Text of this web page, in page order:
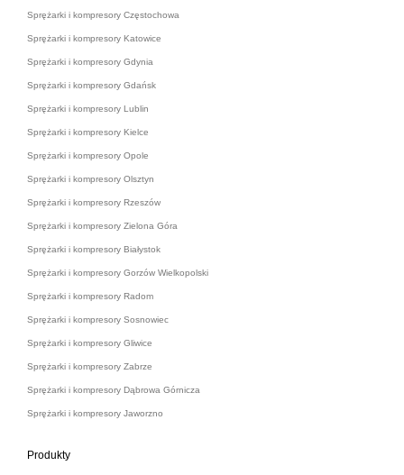
Sprężarki i kompresory Częstochowa
Sprężarki i kompresory Katowice
Sprężarki i kompresory Gdynia
Sprężarki i kompresory Gdańsk
Sprężarki i kompresory Lublin
Sprężarki i kompresory Kielce
Sprężarki i kompresory Opole
Sprężarki i kompresory Olsztyn
Sprężarki i kompresory Rzeszów
Sprężarki i kompresory Zielona Góra
Sprężarki i kompresory Białystok
Sprężarki i kompresory Gorzów Wielkopolski
Sprężarki i kompresory Radom
Sprężarki i kompresory Sosnowiec
Sprężarki i kompresory Gliwice
Sprężarki i kompresory Zabrze
Sprężarki i kompresory Dąbrowa Górnicza
Sprężarki i kompresory Jaworzno
Produkty